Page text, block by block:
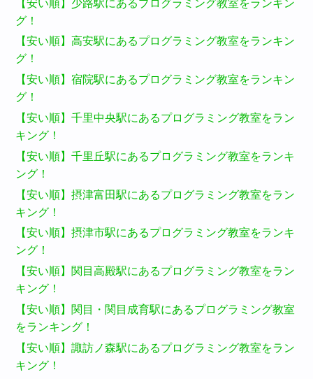
【安い順】少路駅にあるプログラミング教室をランキン
グ！
【安い順】高安駅にあるプログラミング教室をランキン
グ！
【安い順】宿院駅にあるプログラミング教室をランキン
グ！
【安い順】千里中央駅にあるプログラミング教室をラン
キング！
【安い順】千里丘駅にあるプログラミング教室をランキ
ング！
【安い順】摂津富田駅にあるプログラミング教室をラン
キング！
【安い順】摂津市駅にあるプログラミング教室をランキ
ング！
【安い順】関目高殿駅にあるプログラミング教室をラン
キング！
【安い順】関目・関目成育駅にあるプログラミング教室
をランキング！
【安い順】諏訪ノ森駅にあるプログラミング教室をラン
キング！